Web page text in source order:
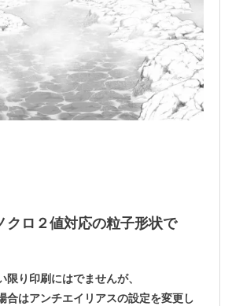
クロ２値対応の粒子形状で
限り印刷にはでませんが、
合はアンチエイリアスの設定を変更し